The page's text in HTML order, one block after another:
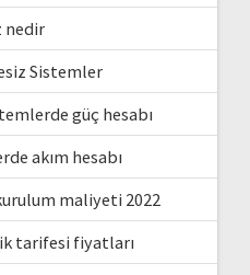
nedir
Sistemler
güç hesabı
akım hesabı
maliyeti 2022
tarifesi fiyatları